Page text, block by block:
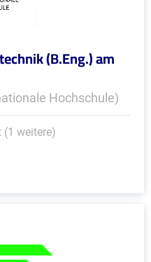
(B.Eng.) am
Hochschule)
(1 weitere)